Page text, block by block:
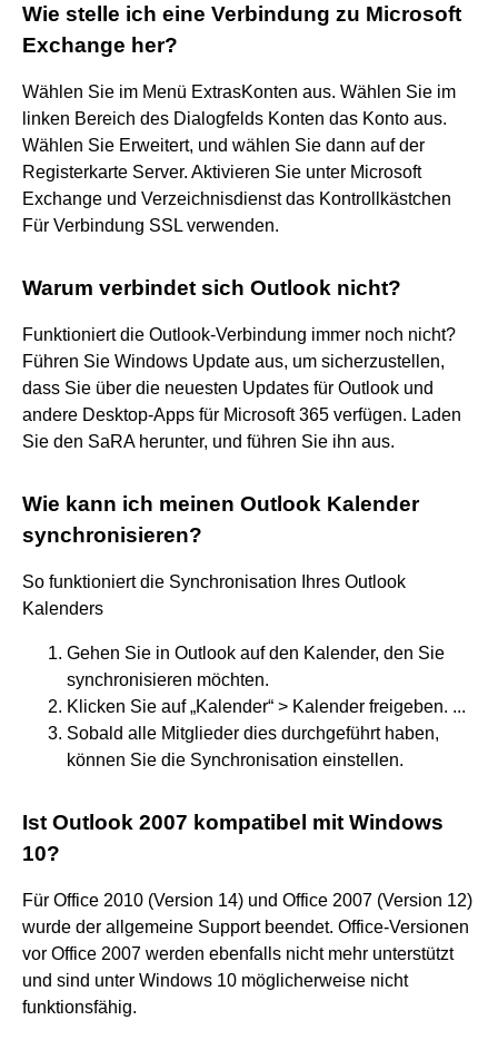
Wie stelle ich eine Verbindung zu Microsoft
Exchange her?
Wählen Sie im Menü ExtrasKonten aus. Wählen Sie im
linken Bereich des Dialogfelds Konten das Konto aus.
Wählen Sie Erweitert, und wählen Sie dann auf der
Registerkarte Server. Aktivieren Sie unter Microsoft
Exchange und Verzeichnisdienst das Kontrollkästchen
Für Verbindung SSL verwenden.
Warum verbindet sich Outlook nicht?
Funktioniert die Outlook-Verbindung immer noch nicht?
Führen Sie Windows Update aus, um sicherzustellen,
dass Sie über die neuesten Updates für Outlook und
andere Desktop-Apps für Microsoft 365 verfügen. Laden
Sie den SaRA herunter, und führen Sie ihn aus.
Wie kann ich meinen Outlook Kalender
synchronisieren?
So funktioniert die Synchronisation Ihres Outlook
Kalenders
Gehen Sie in Outlook auf den Kalender, den Sie
synchronisieren möchten.
Klicken Sie auf „Kalender“ > Kalender freigeben. ...
Sobald alle Mitglieder dies durchgeführt haben,
können Sie die Synchronisation einstellen.
Ist Outlook 2007 kompatibel mit Windows
10?
Für Office 2010 (Version 14) und Office 2007 (Version 12)
wurde der allgemeine Support beendet. Office-Versionen
vor Office 2007 werden ebenfalls nicht mehr unterstützt
und sind unter Windows 10 möglicherweise nicht
funktionsfähig.